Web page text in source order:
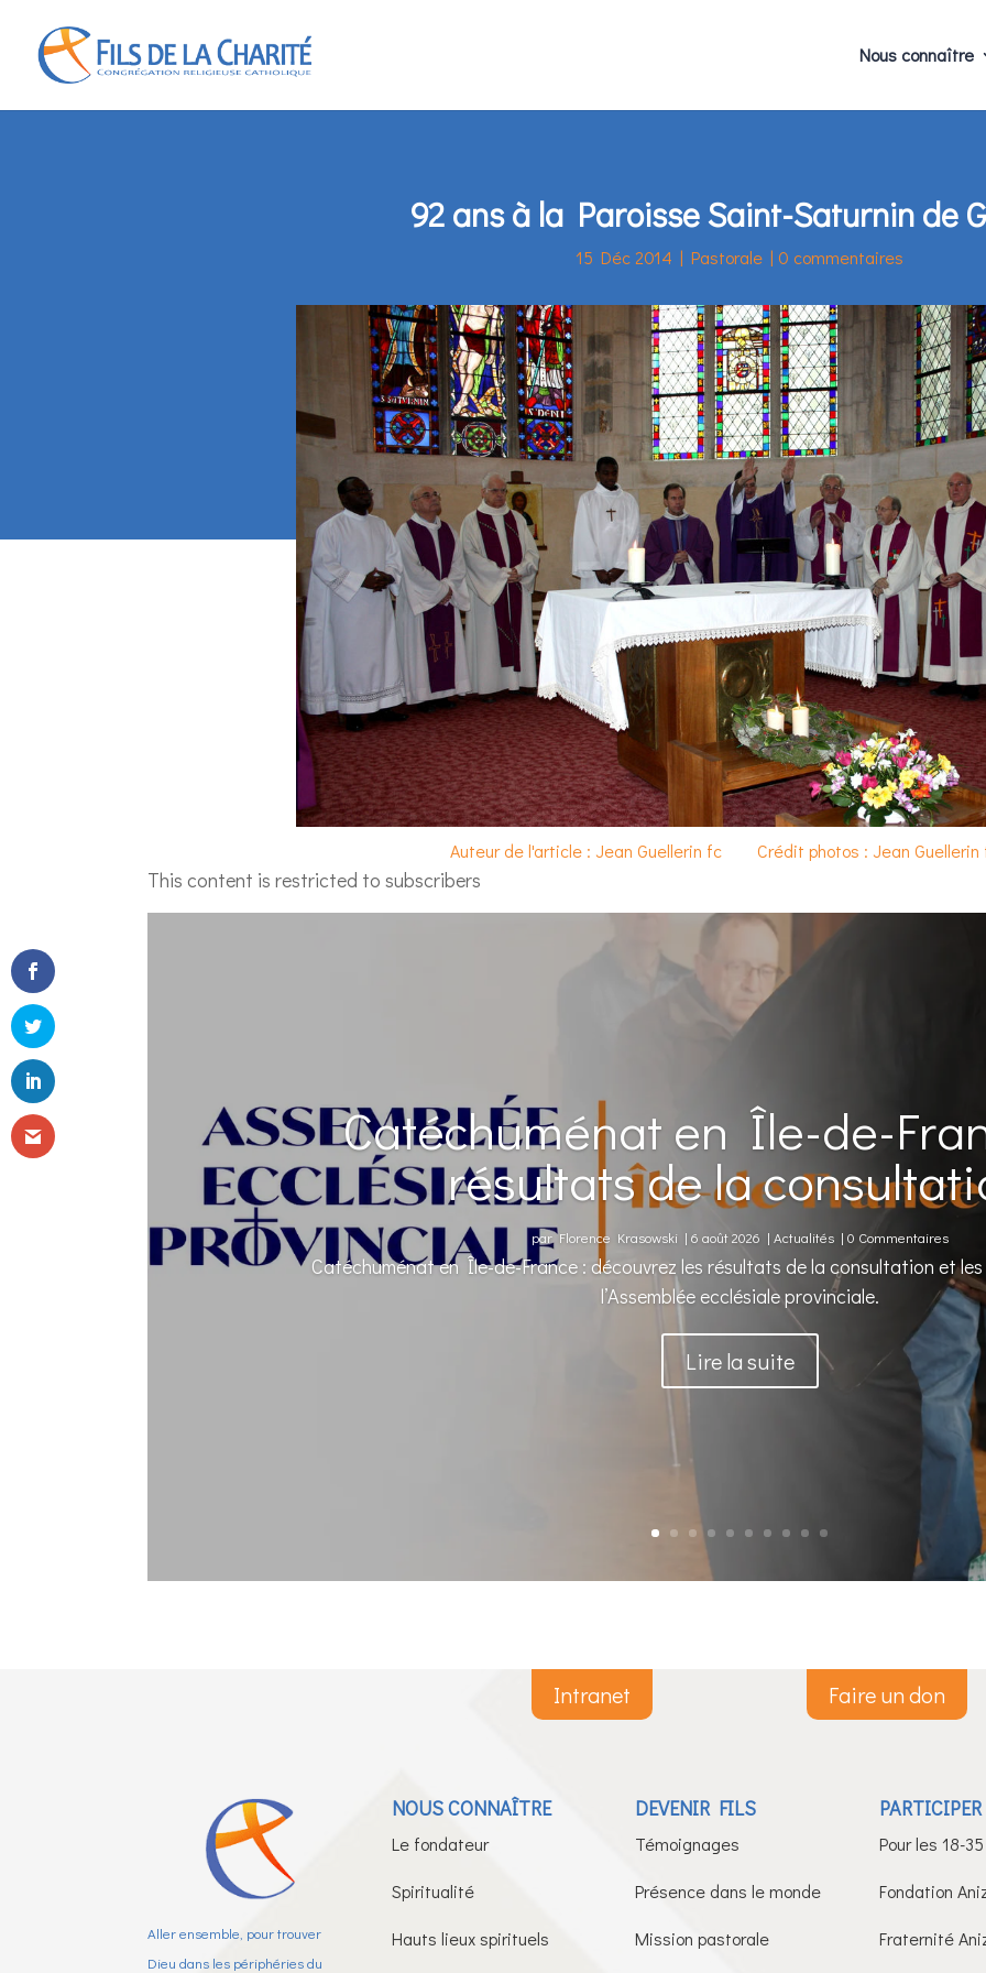
Nous connaître
92 ans à la Paroisse Saint-Saturnin de
15 Déc 2014 | Pastorale| 0 commentaires
Auteur de l'article : Jean Guellerin fc Crédit photos : Jean Guellerin
This content is restricted to subscribers
Catéchuménat en Île-de-
résultats de la
parFlorence Krasowski| 6 août 2026 | Actualités| 0 Commentaires
Catéchuménat en Île-de-France : découvrez les résultats de la consultation et
l’Assemblée ecclésiale provinciale.
Lire la suite
Intranet Faire un don
Aller ensemble, pour trouver
Dieu dans les périphéries du
NOUS CONNAÎTRE
Le fondateur
Spiritualité
Hauts lieux spirituels
DEVENIR FILS
Témoignages
Présence dans le monde
Mission pastorale
PARTICIPER
Pour les 18-
Fondation
Fraternité